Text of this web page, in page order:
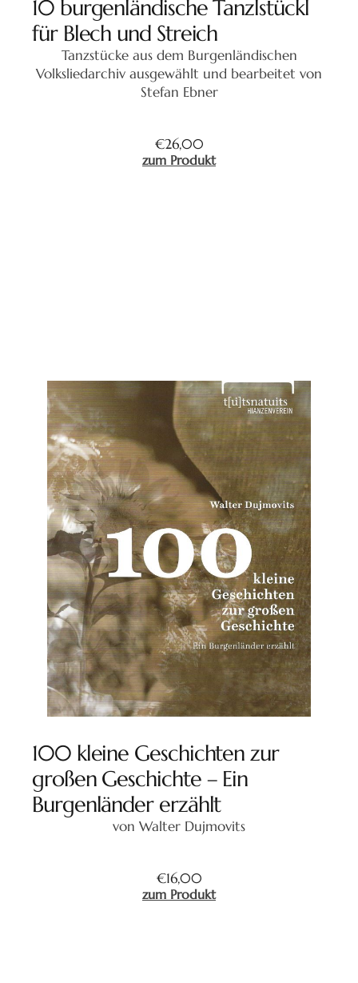
10 burgenländische Tanzlstückl
für Blech und Streich
Tanzstücke aus dem Burgenländischen
Volksliedarchiv ausgewählt und bearbeitet von
Stefan Ebner
€26,00
zum Produkt
100 kleine Geschichten zur
großen Geschichte – Ein
Burgenländer erzählt
von Walter Dujmovits
€16,00
zum Produkt